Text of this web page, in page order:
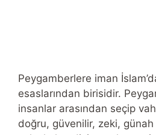
Peygamberlere iman
esaslarından birisidir.
insanlar arasından seçip
doğru, güvenilir, zeki,